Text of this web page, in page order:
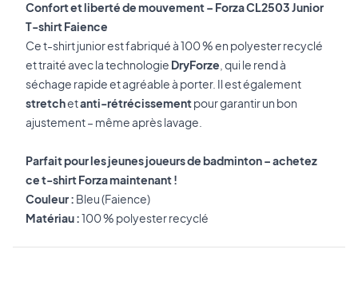
Confort et liberté de mouvement – Forza CL2503 Junior
T-shirt Faience
Ce t-shirt junior est fabriqué à 100 % en polyester recyclé
et traité avec la technologie DryForze , qui le rend à
séchage rapide et agréable à porter. Il est également
stretchetanti-rétrécissementpour garantir un bon
ajustement – même après lavage.
Parfait pour les jeunes joueurs de badminton – achetez
ce t-shirt Forza maintenant !
Couleur : Bleu (Faience)
Matériau :100 % polyester recyclé